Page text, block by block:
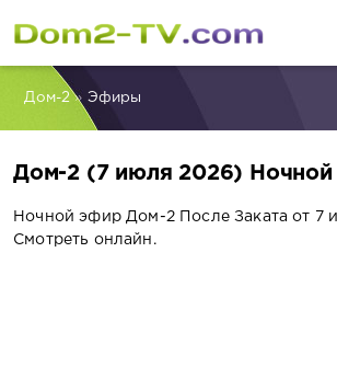
Дом-2» Эфиры
Дом-2 (7 июля 2026)
Ночной эфир Дом-2 После Заката от 7
Смотреть онлайн.